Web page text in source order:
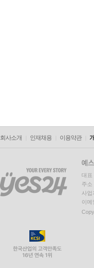
회사소개 인재채용 이용약관
대표
주소
사
이